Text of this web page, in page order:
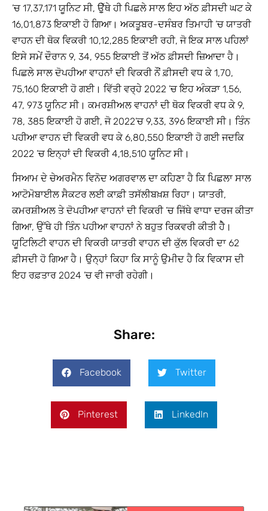
’ਚ 17,37,171 ਯੂਨਿਟ ਸੀ, ਉੁੱਥੇ ਹੀ ਪਿਛਲੇ ਸਾਲ ਇਹ ਅੱਠ ਫ਼ੀਸਦੀ ਘਟ ਕੇ
16,01,873 ਇਕਾਈ ਹੋ ਗਿਆ। ਅਕਤੂਬਰ-ਦਸੰਬਰ ਤਿਮਾਹੀ ’ਚ ਯਾਤਰੀ
ਵਾਹਨ ਦੀ ਥੋਕ ਵਿਕਰੀ 10,12,285 ਇਕਾਈ ਰਹੀ, ਜੋ ਇਕ ਸਾਲ ਪਹਿਲਾਂ
ਇਸੇ ਸਮੇਂ ਦੌਰਾਨ 9, 34, 955 ਇਕਾਈ ਤੋਂ ਅੱਠ ਫ਼ੀਸਦੀ ਜ਼ਿਆਦਾ ਹੈ।
ਪਿਛਲੇ ਸਾਲ ਦੋਪਹੀਆ ਵਾਹਨਾਂ ਦੀ ਵਿਕਰੀ ਨੌਂ ਫ਼ੀਸਦੀ ਵਧ ਕੇ 1,70,
75,160 ਇਕਾਈ ਹੋ ਗਈ। ਵਿੱਤੀ ਵਰ੍ਹੇ 2022 ’ਚ ਇਹ ਅੰਕੜਾ 1,56,
47, 973 ਯੂਨਿਟ ਸੀ। ਕਮਰਸ਼ੀਅਲ ਵਾਹਨਾਂ ਦੀ ਥੋਕ ਵਿਕਰੀ ਵਧ ਕੇ 9,
78, 385 ਇਕਾਈ ਹੋ ਗਈ, ਜੋ 2022’ਚ 9,33, 396 ਇਕਾਈ ਸੀ। ਤਿੰਨ
ਪਹੀਆ ਵਾਹਨ ਦੀ ਵਿਕਰੀ ਵਧ ਕੇ 6,80,550 ਇਕਾਈ ਹੋ ਗਈ ਜਦਕਿ
2022 ’ਚ ਇਨ੍ਹਾਂ ਦੀ ਵਿਕਰੀ 4,18,510 ਯੂਨਿਟ ਸੀ।
ਸਿਆਮ ਦੇ ਚੇਅਰਮੈਨ ਵਿਨੋਦ ਅਗਰਵਾਲ ਦਾ ਕਹਿਣਾ ਹੈ ਕਿ ਪਿਛਲਾ ਸਾਲ
ਆਟੋਮੋਬਾਈਲ ਸੈਕਟਰ ਲਈ ਕਾਫ਼ੀ ਤਸੱਲੀਬਖ਼ਸ਼ ਰਿਹਾ। ਯਾਤਰੀ,
ਕਮਰਸ਼ੀਅਲ ਤੇ ਦੋਪਹੀਆ ਵਾਹਨਾਂ ਦੀ ਵਿਕਰੀ ’ਚ ਜਿੱਥੇ ਵਾਧਾ ਦਰਜ ਕੀਤਾ
ਗਿਆ, ਉੱਥੇ ਹੀ ਤਿੰਨ ਪਹੀਆ ਵਾਹਨਾਂ ਨੇ ਬਹੁਤ ਰਿਕਵਰੀ ਕੀਤੀ ਹੈੇ।
ਯੂਟਿਲਿਟੀ ਵਾਹਨ ਦੀ ਵਿਕਰੀ ਯਾਤਰੀ ਵਾਹਨ ਦੀ ਕੁੱਲ ਵਿਕਰੀ ਦਾ 62
ਫ਼ੀਸਦੀ ਹੋ ਗਿਆ ਹੈ। ਉਨ੍ਹਾਂ ਕਿਹਾ ਕਿ ਸਾਨੂੰ ਉਮੀਦ ਹੈ ਕਿ ਵਿਕਾਸ ਦੀ
ਇਹ ਰਫ਼ਤਾਰ 2024 ’ਚ ਵੀ ਜਾਰੀ ਰਹੇਗੀ।
Share:
Facebook Twitter
Pinterest LinkedIn